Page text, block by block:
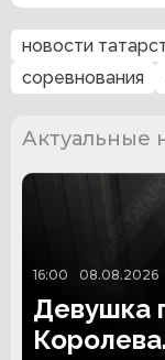
новости
соревнования
Актуальные
16:00 08.08.2026
Девушка
Королева.